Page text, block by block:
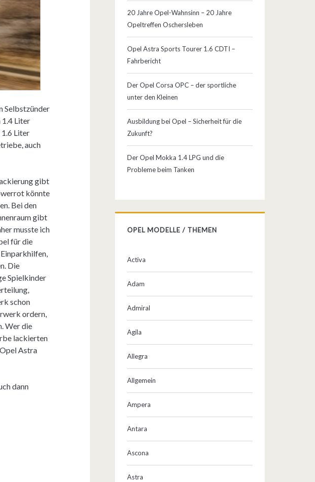
Selbstzünder
1.4 Liter
Liter
auch
gibt
könnte
Bei den
gibt
musste ich
für die
Die
Spielkinder
schon
ordern,
Wer die
lackierten
Astra
dann
20 Jahre Opel-Wahnsinn – 20 Jahre
Opeltreffen Oschersleben
Opel Astra Sports Tourer 1.6 CDTI –
Fahrbericht
Der Opel Corsa OPC – der sportliche
unter den Kleinen
Ausbildung bei Opel – Sicherheit für die
Zukunft?
Der Opel Mokka 1.4 LPG und die
Probleme beim Tanken
OPEL MODELLE / THEMEN
Activa
Adam
Admiral
Agila
Allegra
Allgemein
Ampera
Antara
Ascona
Astra